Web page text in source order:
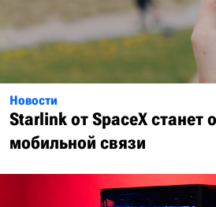
Новости
Starlink от SpaceX станет
мобильной связи